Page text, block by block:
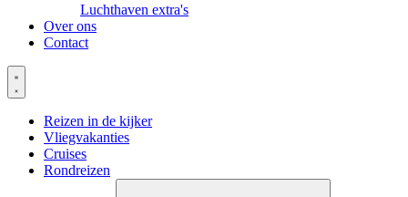
Luchthaven extra's
Over ons
Contact
Reizen in de kijker
Vliegvakanties
Cruises
Rondreizen